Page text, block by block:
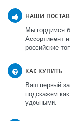
НАШИ
Мы гордимся
Ассортимент
российские
КАК КУПИТЬ
Ваш первый
подскажем
удобными.